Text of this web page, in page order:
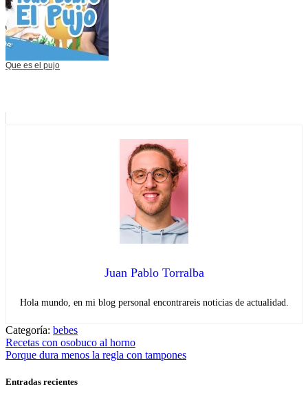
Que es el pujo
Juan Pablo Torralba
Hola mundo, en mi blog personal encontrareis noticias de actualidad.
Categoría: bebes
Navegación
de
entradas
Entrada
anterior:
Recetas con osobuco al horno
Entrada
Porque dura menos la regla con tampones
Entradas recientes